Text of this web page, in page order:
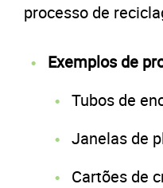
processo de
Exemplos de
Tubos de
Janelas de
Cartões de